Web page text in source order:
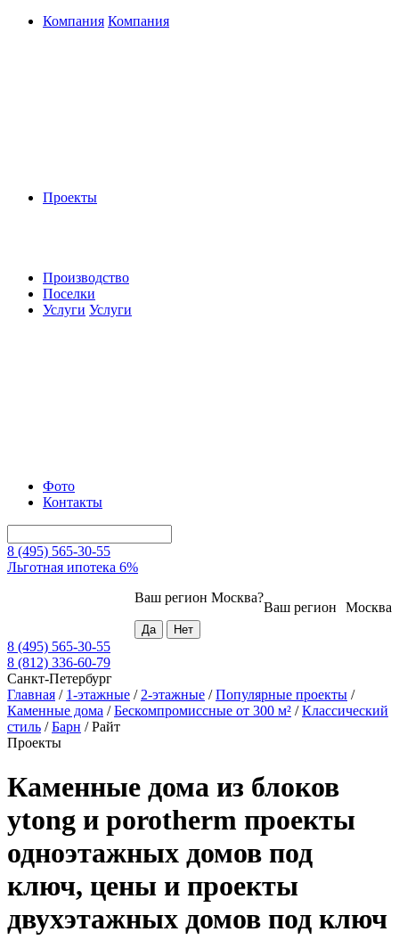
Компания Компания
Проекты
Производство
Поселки
Услуги Услуги
Фото
Контакты
8 (495) 565-30-55
Льготная ипотека 6%
Москва
Ваш регион
Ваш регион Москва?
8 (495) 565-30-55
8 (812) 336-60-79
Санкт-Петербург
Главная / 1-этажные / 2-этажные /Популярные проекты /
Каменные дома /Бескомпромиссные от 300 м² /Классический
стиль /Барн /Райт
Проекты
Каменные дома из блоков
ytong и porotherm проекты
одноэтажных домов под
ключ, цены и проекты
двухэтажных домов под ключ